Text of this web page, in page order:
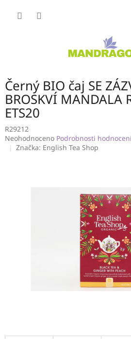
Černý BIO čaj SE
BROSKVÍ MANDALA
ETS20
R29212
Průměrné
hodnocení
Neohodnoceno Podrobnosti
Značka: English Tea Shop